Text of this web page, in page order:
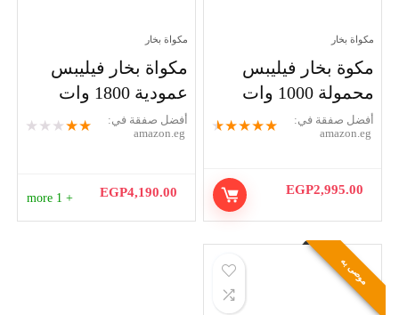
مكواة بخار
مكوة بخار فيليبس
محمولة 1000 وات
★
★
★
★
★
أفضل صفقة في:
amazon.eg
EGP2,995.00
مكواة بخار
مكواة بخار فيليبس
عمودية 1800 وات
★
★
★
★
★
أفضل صفقة في:
amazon.eg
EGP4,190.00
+ 1 more
موصى به